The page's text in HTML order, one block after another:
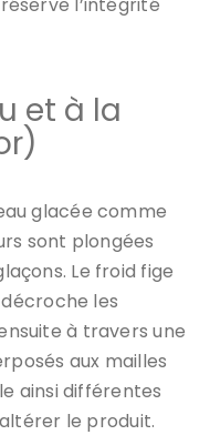
et à la
glacée comme
sont plongées
Le froid fige
les
à travers une
aux mailles
ainsi différentes
le produit.